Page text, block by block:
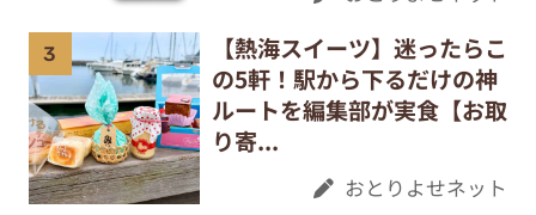
【熱海スイーツ】迷ったらこ
の5軒！駅から下るだけの神
ルートを編集部が実食【お取
り寄...
おとりよせネット